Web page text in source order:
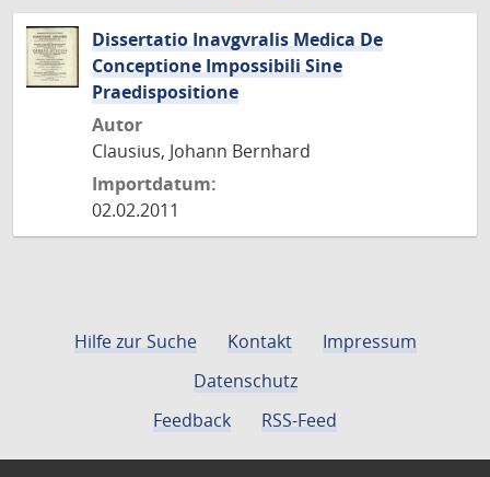
Dissertatio Inavgvralis Medica De
Conceptione Impossibili Sine
Praedispositione
Autor
Clausius, Johann Bernhard
Importdatum:
02.02.2011
Hilfe zur Suche Kontakt
Impressum
Datenschutz
Feedback
RSS-Feed